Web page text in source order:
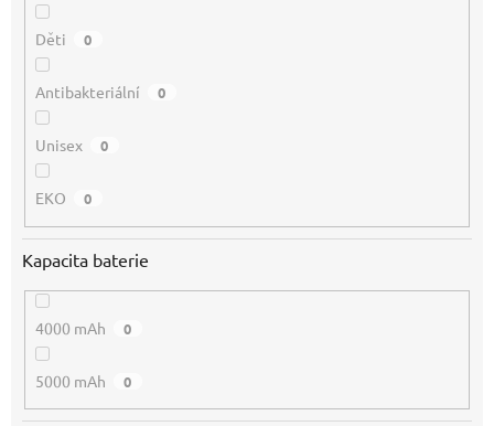
Děti 0
Antibakteriální 0
Unisex 0
EKO 0
Kapacita baterie
4000 mAh 0
5000 mAh 0